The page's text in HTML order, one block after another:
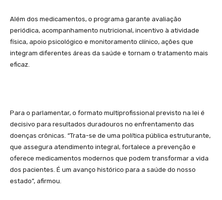
Além dos medicamentos, o programa garante avaliação
periódica, acompanhamento nutricional, incentivo à atividade
física, apoio psicológico e monitoramento clínico, ações que
integram diferentes áreas da saúde e tornam o tratamento mais
eficaz.
Para o parlamentar, o formato multiprofissional previsto na lei é
decisivo para resultados duradouros no enfrentamento das
doenças crônicas. “Trata-se de uma política pública estruturante,
que assegura atendimento integral, fortalece a prevenção e
oferece medicamentos modernos que podem transformar a vida
dos pacientes. É um avanço histórico para a saúde do nosso
estado”, afirmou.